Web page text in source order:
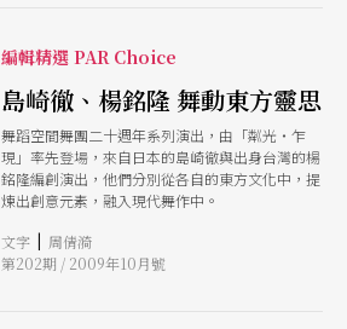
編輯精選 PAR Choice
島崎徹、楊銘隆 舞動東方靈思
舞蹈空間舞團二十週年系列演出，由「粼光‧乍
現」率先登場，來自日本的島崎徹與出身台灣的楊
銘隆編創演出，他們分別從各自的東方文化中，提
煉出創意元素，融入現代舞作中。
文字 | 周倩漪
第202期 / 2009年10月號